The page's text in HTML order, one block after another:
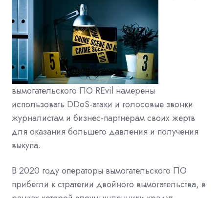
вымогательского ПО REvil намерены
использовать DDoS-атаки и голосовые звонки
журналистам и бизнес-партнерам своих жертв
для оказания большего давления и получения
выкупа.
В 2020 году операторы вымогательского ПО
прибегли к стратегии двойного вымогательства, в